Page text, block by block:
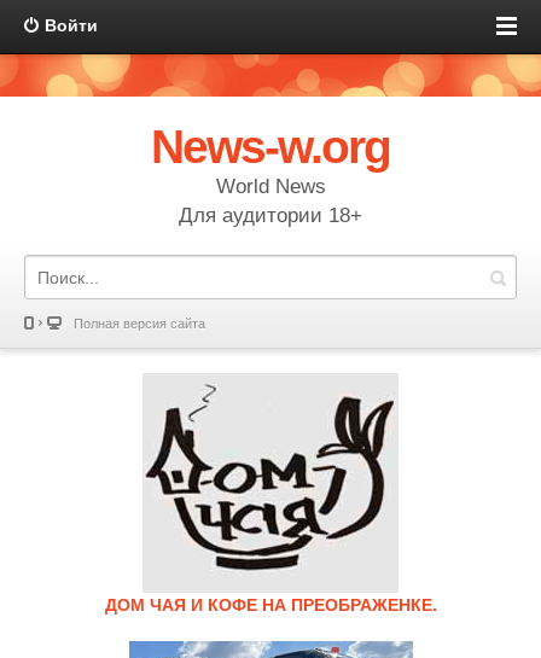
Войти
News-w.org
World News
Для аудитории 18+
Полная версия сайта
ДОМ ЧАЯ И КОФЕ НА ПРЕОБРАЖЕНКЕ.